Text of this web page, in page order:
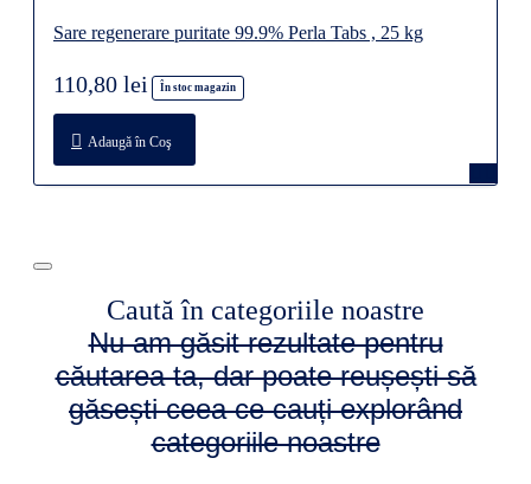
Sare regenerare puritate 99.9% Perla Tabs , 25 kg
În stoc magazin
110,80 lei
Adaugă în Coş
Caută în categoriile noastre
Nu am găsit rezultate pentru
căutarea ta, dar poate reușești să
găsești ceea ce cauți explorând
categoriile noastre